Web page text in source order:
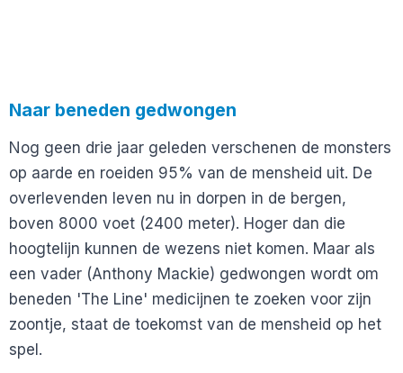
Naar beneden gedwongen
Nog geen drie jaar geleden verschenen de monsters
op aarde en roeiden 95% van de mensheid uit. De
overlevenden leven nu in dorpen in de bergen,
boven 8000 voet (2400 meter). Hoger dan die
hoogtelijn kunnen de wezens niet komen. Maar als
een vader (Anthony Mackie) gedwongen wordt om
beneden 'The Line' medicijnen te zoeken voor zijn
zoontje, staat de toekomst van de mensheid op het
spel.